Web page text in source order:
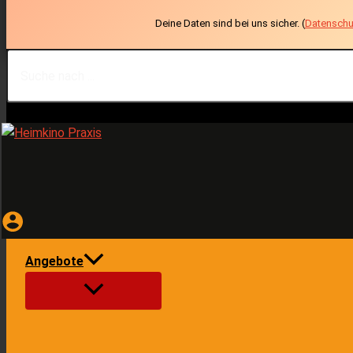
Deine Daten sind bei uns sicher. (
springen
Suche
Angebote